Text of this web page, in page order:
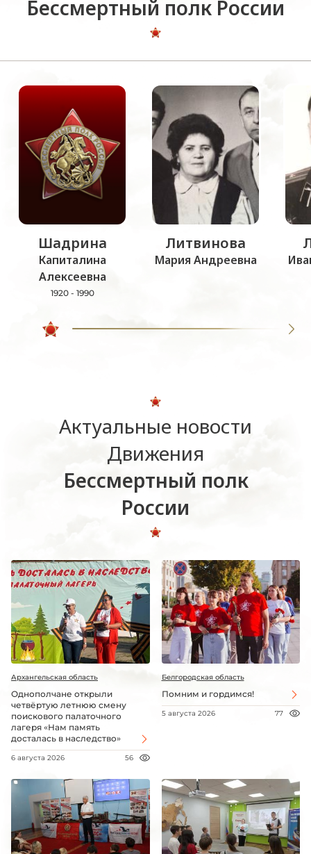
Бессмертный полк России
Шадрина
Капиталина
Алексеевна
1920 - 1990
Литвинова
Мария Андреевна
Актуальные новости
Движения
Бессмертный полк
России
Архангельская область
Однополчане открыли
четвёртую летнюю смену
поискового палаточного
лагеря «Нам память
досталась в наследство»
6 августа 2026 56
Белгородская область
Помним и гордимся!
5 августа 2026 77